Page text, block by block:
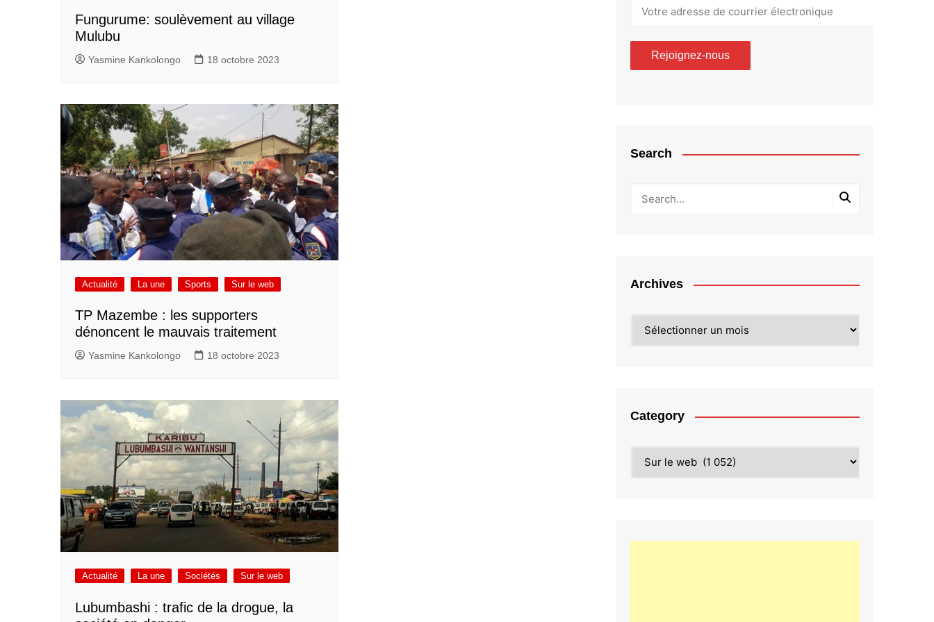
Fungurume: soulèvement au village
Mulubu
Yasmine Kankolongo 18 octobre 2023
Actualité La une Sports Sur le web
TP Mazembe : les supporters
dénoncent le mauvais traitement
Yasmine Kankolongo 18 octobre 2023
Actualité La une Sociétés Sur le web
Lubumbashi : trafic de la drogue, la
Search
Archives
Category